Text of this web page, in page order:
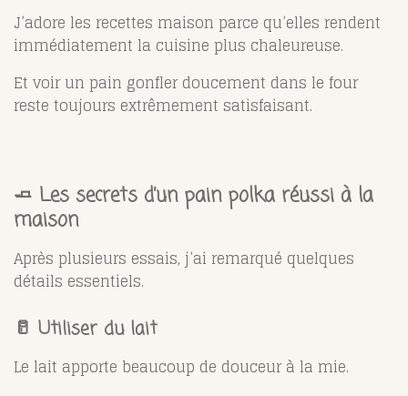
J’adore les recettes maison parce qu’elles rendent
immédiatement la cuisine plus chaleureuse.
Et voir un pain gonfler doucement dans le four
reste toujours extrêmement satisfaisant.
🧈 Les secrets d’un pain polka réussi à la
maison
Après plusieurs essais, j’ai remarqué quelques
détails essentiels.
🥛 Utiliser du lait
Le lait apporte beaucoup de douceur à la mie.